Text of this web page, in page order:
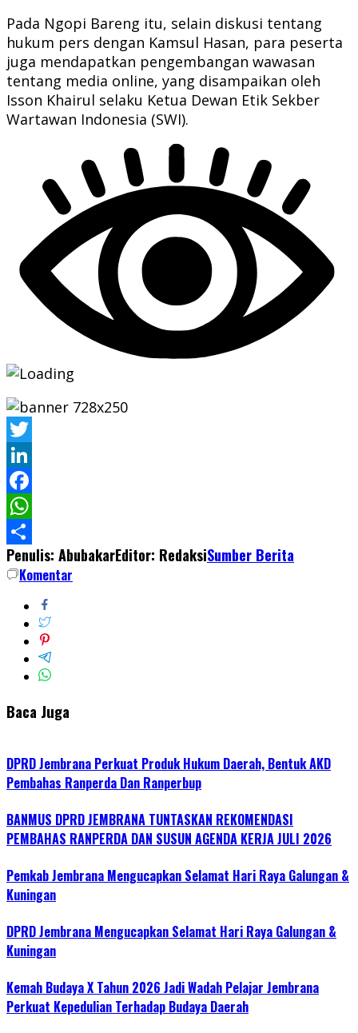
Pada Ngopi Bareng itu, selain diskusi tentang
hukum pers dengan Kamsul Hasan, para peserta
juga mendapatkan pengembangan wawasan
tentang media online, yang disampaikan oleh
Isson Khairul selaku Ketua Dewan Etik Sekber
Wartawan Indonesia (SWI).
Twitter
LinkedIn
Facebook
WhatsApp
Share
Penulis: AbubakarEditor: RedaksiSumber Berita
Komentar
Baca Juga
DPRD Jembrana Perkuat Produk Hukum Daerah, Bentuk AKD
Pembahas Ranperda Dan Ranperbup
BANMUS DPRD JEMBRANA TUNTASKAN REKOMENDASI
PEMBAHAS RANPERDA DAN SUSUN AGENDA KERJA JULI 2026
Pemkab Jembrana Mengucapkan Selamat Hari Raya Galungan &
Kuningan
DPRD Jembrana Mengucapkan Selamat Hari Raya Galungan &
Kuningan
Kemah Budaya X Tahun 2026 Jadi Wadah Pelajar Jembrana
Perkuat Kepedulian Terhadap Budaya Daerah